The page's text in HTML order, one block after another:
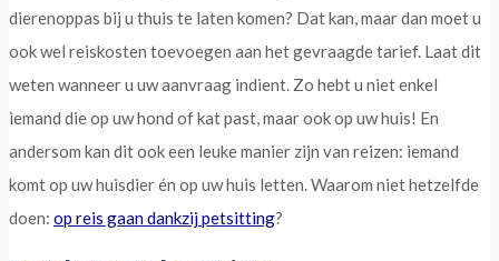
dierenoppas bij u thuis te laten komen? Dat kan, maar dan moet u
ook wel reiskosten toevoegen aan het gevraagde tarief. Laat dit
weten wanneer u uw aanvraag indient. Zo hebt u niet enkel
iemand die op uw hond of kat past, maar ook op uw huis! En
andersom kan dit ook een leuke manier zijn van reizen: iemand
komt op uw huisdier én op uw huis letten. Waarom niet hetzelfde
doen: op reis gaan dankzij petsitting?